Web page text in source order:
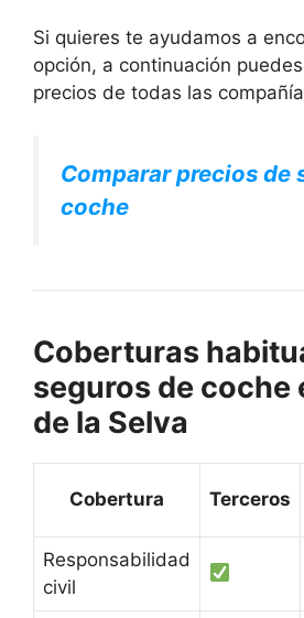
Si quieres te ayudamos a
opción, a continuación
precios de todas las
Comparar precios de
coche
Coberturas
seguros de coche
de la Selva
Cobertura Terceros
Responsabilidad
civil